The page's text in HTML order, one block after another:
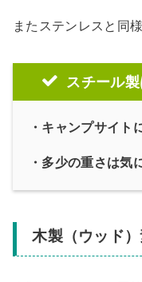
またステンレスと同様
スチール
・キャンプサイト
・多少の重さは気
木製（ウッド